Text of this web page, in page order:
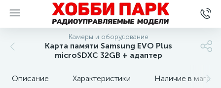
Камеры и оборудование
Карта памяти Samsung EVO Plus
microSDXC 32GB + адаптер
Описание Характеристики Наличие в